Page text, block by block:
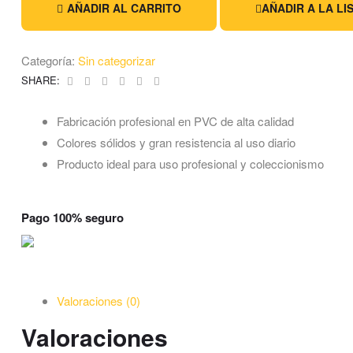
AÑADIR AL CARRITO AÑADIR A LA
Categoría: Sin categorizar
SHARE: Facebook
TwitterLinkedinGoogle+Pinterest
Fabricación profesional en PVC de alta calidad
Colores sólidos y gran resistencia al uso diario
Producto ideal para uso profesional y coleccionismo
Pago 100% seguro
Valoraciones (0)
Valoraciones